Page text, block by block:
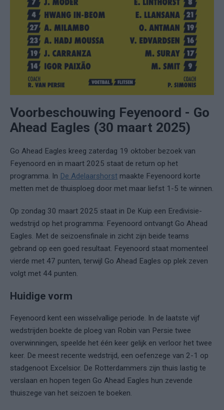
Voorbeschouwing Feyenoord - Go
Ahead Eagles (30 maart 2025)
Go Ahead Eagles kreeg zaterdag 19 oktober bezoek van
Feyenoord en in maart 2025 staat de return op het
programma. In De Adelaarshorst maakte Feyenoord korte
metten met de thuisploeg door met maar liefst 1-5 te winnen.
Op zondag 30 maart 2025 staat in De Kuip een Eredivisie-
wedstrijd op het programma: Feyenoord ontvangt Go Ahead
Eagles. Met de seizoensfinale in zicht zijn beide teams
gebrand op een goed resultaat. Feyenoord staat momenteel
vierde met 47 punten, terwijl Go Ahead Eagles op plek zeven
volgt met 44 punten.
Huidige vorm
Feyenoord kent een wisselvallige periode. In de laatste vijf
wedstrijden boekte de ploeg van Robin van Persie twee
overwinningen, speelde het één keer gelijk en verloor het twee
keer. De meest recente wedstrijd, een oefenzege van 2-1 op
stadgenoot Excelsior. De Rotterdammers zijn thuis lastig te
verslaan en hopen tegen Go Ahead Eagles hun zevende
thuiszege van het seizoen te boeken.